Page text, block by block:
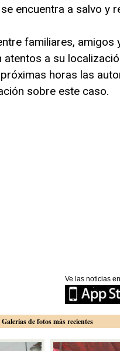
encuentra a salvo y
familiares, amigos
atentos a su
horas las
sobre este caso.
Ve las noticias
Galerías de fotos más recientes